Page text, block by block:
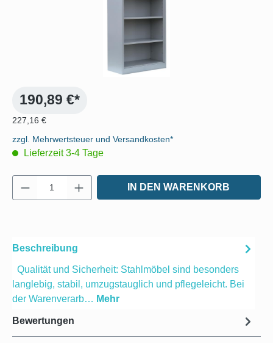
190,89 €*
227,16 €
zzgl. Mehrwertsteuer und Versandkosten*
Lieferzeit 3-4 Tage
Produkt Anzahl: Gib den gewünschten
IN DEN WARENKORB
Beschreibung
Qualität und Sicherheit: Stahlmöbel sind besonders
langlebig, stabil, umzugstauglich und pflegeleicht. Bei
der Warenverarb… Mehr
Bewertungen